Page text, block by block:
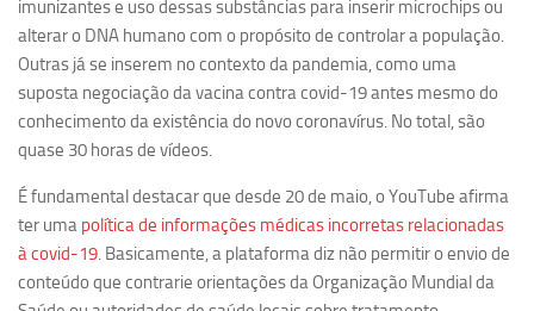
Ciência com Pipoca
Ciência Por Elas
Pint of Science
União Pró-Vacina
USP Analisa
Publicações
Clipping
imunizantes e uso dessas substâncias para inserir microchips ou
alterar o DNA humano com o propósito de controlar a população.
Outras já se inserem no contexto da pandemia, como uma
suposta negociação da vacina contra covid-19 antes mesmo do
conhecimento da existência do novo coronavírus. No total, são
quase 30 horas de vídeos.
É fundamental destacar que desde 20 de maio, o YouTube afirma
ter uma política de informações médicas incorretas relacionadas
à covid-19. Basicamente, a plataforma diz não permitir o envio de
conteúdo que contrarie orientações da Organização Mundial da